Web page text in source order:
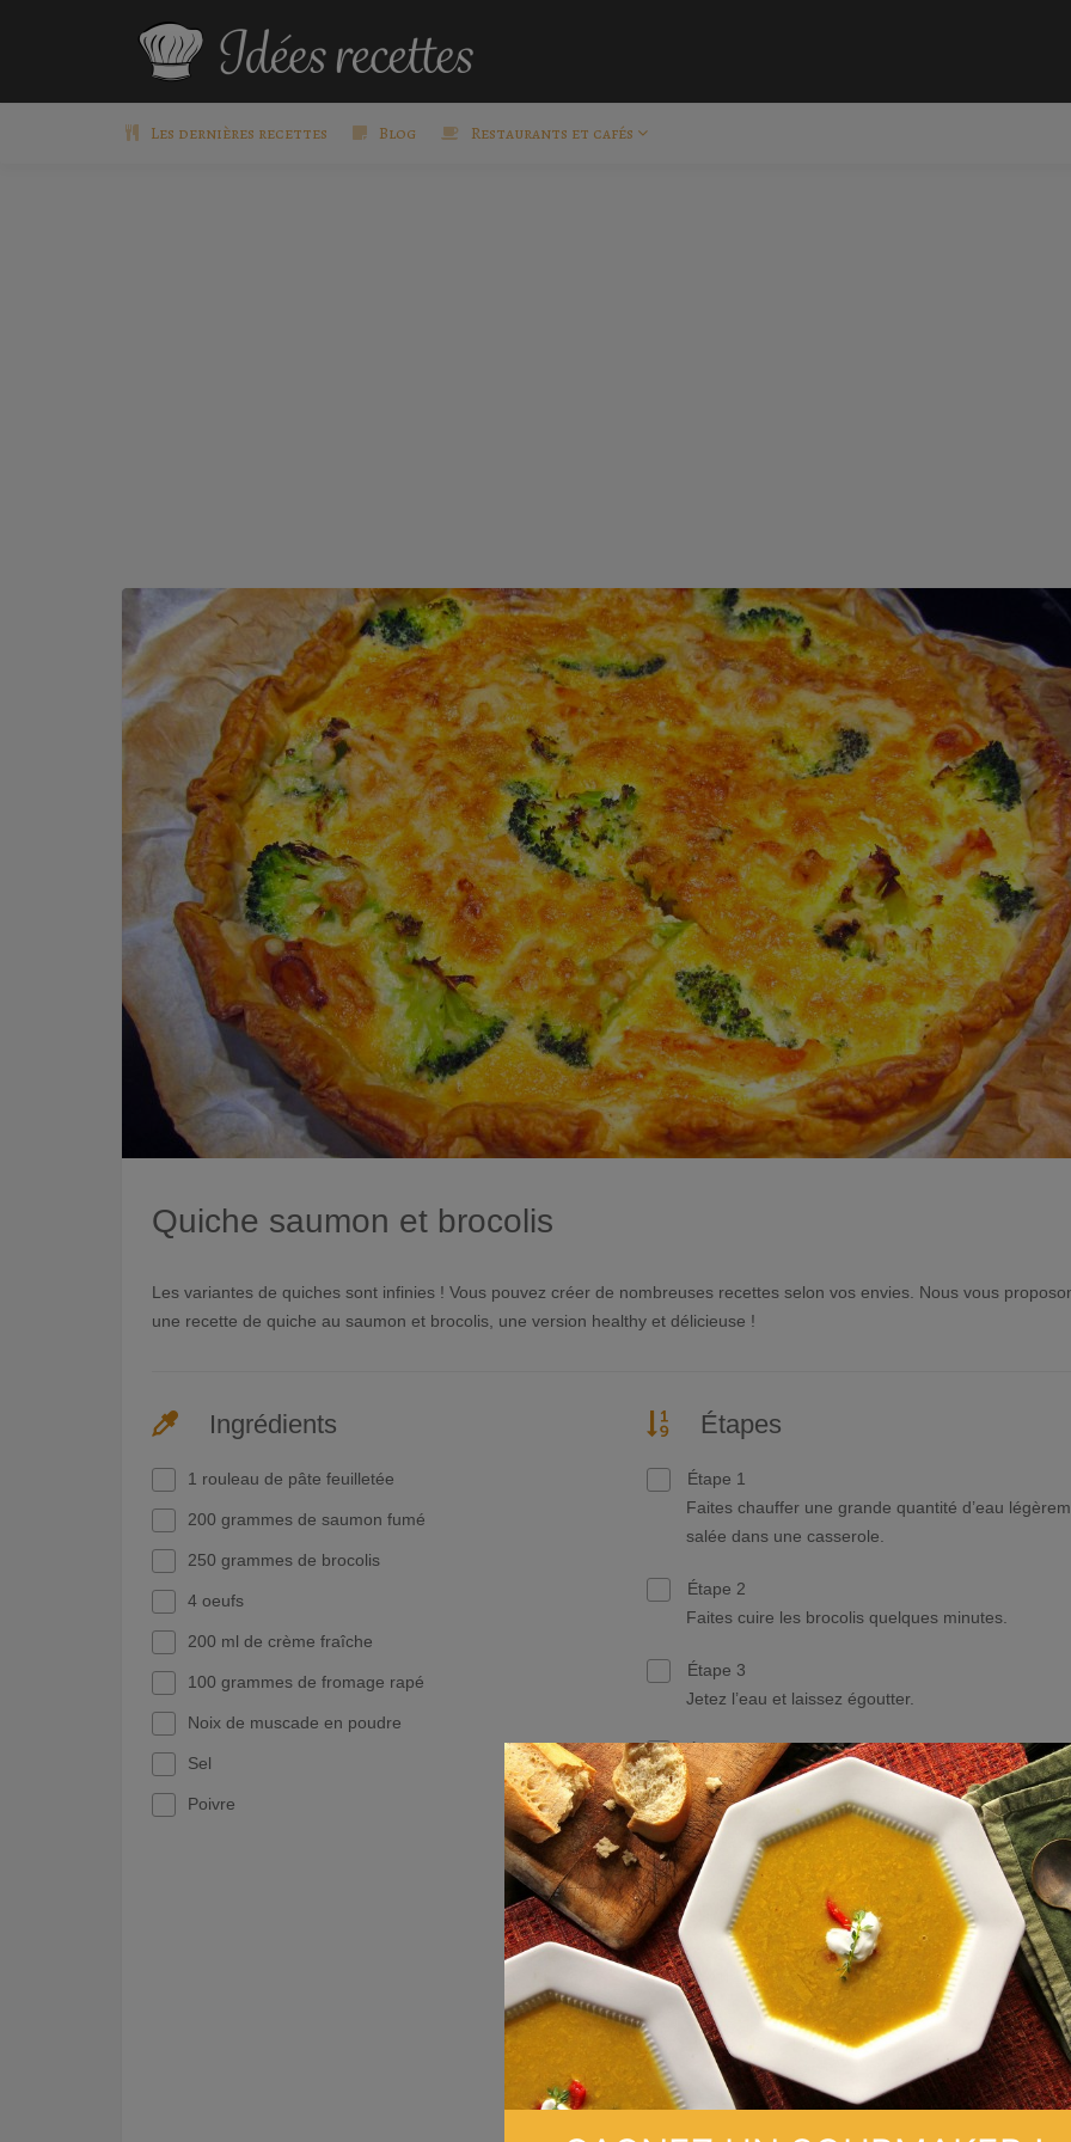
Les dernières recettes Blog Restaurants et cafés
Quiche saumon et brocolis
Les variantes de quiches sont infinies ! Vous pouvez créer de nombreuses recettes selon vos envies. Nous vous
une recette de quiche au saumon et brocolis, une version healthy et délicieuse !
Ingrédients
1 rouleau de pâte feuilletée
200 grammes de saumon fumé
250 grammes de brocolis
4 oeufs
200 ml de crème fraîche
100 grammes de fromage rapé
Noix de muscade en poudre
Sel
Poivre
Étapes
Étape 1
Faites chauffer une grande quantité d’eau
salée dans une casserole.
Étape 2
Faites cuire les brocolis quelques minutes.
Étape 3
Jetez l’eau et laissez égoutter.
Étape 4
Étalez la pâte feuilletée dans un moule circulaire.
votre moule n’est pas en silicone, uitilisez du
cuisson ou beurrez et farinez.
Étape 5
Piquez la pâte avec une fourchette.
Étape 6
Placez-y des morceaux de saumon fumé et les
brocolis. Répartissez bien.
Étape 7
Saupoudrez le tout de fromage râpé.